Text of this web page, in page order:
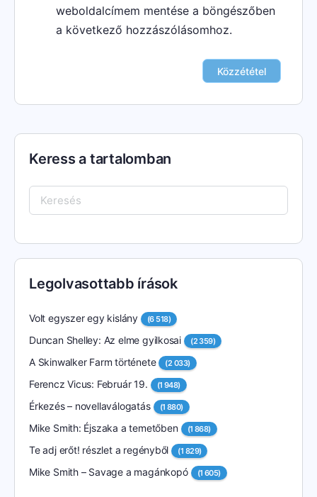
weboldalcímem mentése a böngészőben
a következő hozzászólásomhoz.
Keress a tartalomban
Keresés:
Legolvasottabb írások
Volt egyszer egy kislány (6 518)
Duncan Shelley: Az elme gyilkosai (2 359)
A Skinwalker Farm története (2 033)
Ferencz Vicus: Február 19. (1 948)
Érkezés – novellaválogatás (1 880)
Mike Smith: Éjszaka a temetőben (1 868)
Te adj erőt! részlet a regényből (1 829)
Mike Smith – Savage a magánkopó (1 605)